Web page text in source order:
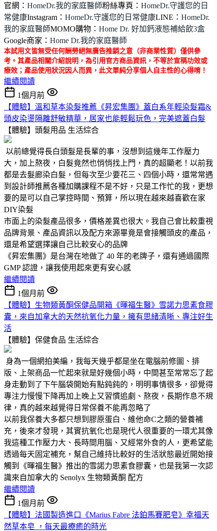
官網： HomeDr.我的家庭醫師粉絲專頁： HomeDr.守護您的日
常健康Instagram： HomeDr.守護您的日常健康LINE： HomeDr.
我的家庭醫師MOMO購物： Home Dr. 好加鈣液態補給飲3盒
Google商家： Home Dr.我的家庭醫師
本試用文皆無受任何酬勞絕無廣告推銷之意（非商業性質）僅供參
考。其產品相關介紹說明，為引用官方商品資訊，不等於宣稱功效或
療效；產品使用狀況因人而異，此文單純分享個人自主性的心得唷！
繼續閱讀
1個月前
【體驗】溫和草本染髮推薦《昇宏集團》蓋白系年輕染髮霜&
頭皮染燙隔離舒敏精華，居家也能輕鬆玩色，完美遮蓋白髮
【體驗】頭髮用品 生活綜合
以前總覺得長白頭髮是長輩的事，沒想到這幾年工作壓力
大，加上熬夜，白髮竟然也悄悄找上門，真的超顯老！以前我
都是去髮廊染白髮，但每次至少要花三、四個小時，還常常遇
到設計師推薦各種加購課程不是不好，只是工作忙的我，更想
要的是可以自己掌控時間、預算，所以現在越來越喜歡在家
DIY染髮
市面上的染髮產品很多，價格差異也很大。我自己會比較重視
品牌背景、產品資訊以及配方來源畢竟是會接觸頭皮的產品，
還是希望選擇讓自己比較安心的品牌
《昇宏集團》是台灣在地做了 40 年的老牌子，還有通過國際
GMP 認證，讓我使用起來更有安心感
繼續閱讀
1個月前
【體驗】生物類黃酮保健品開箱《暉福生醫》雪諾力思素食膠
囊，來自加拿大的天然抗氧化力量，擁有思緒清晰、專注好生
活
【體驗】保健食品 生活綜合
身為一個網拍美編，我每天幾乎都是坐在電腦前修圖、排
版、上架商品一忙起來就是好幾個小時，中間甚至常常忘了起
身走動到了下午腦袋開始有點鈍鈍的，明明事情很多，卻覺得
專注力慢慢下降再加上晚上又習慣追劇、熬夜，長期作息不規
律，真的越來越覺得日常保養不能再忽略了
以前我保養大多都只想到膠原蛋白、維他命C之類的營養補
充，後來才發現，其實抗氧化也是現代人很重要的一環尤其像
我這種工作壓力大、長時間用腦、又經常外食的人，更希望能
透過每天固定補充，幫自己維持比較好的生活狀態最近開始接
觸到《暉福生醫》推出的雪諾力思素食膠囊，也是我第一次認
識來自加拿大的 Senolyx 生物類黃酮 配方
繼續閱讀
1個月前
【體驗】法國製造進口《Marius Fabre 法鉑馬賽肥皂》幸福天
然草本皂 ，每天最療癒的時光